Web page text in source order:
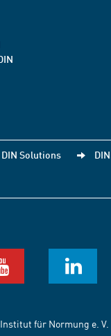
DIN Solutions
für Normung e. V.